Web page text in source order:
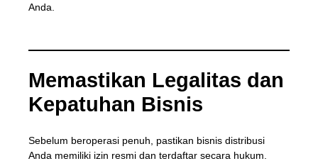
Anda.
Memastikan Legalitas dan
Kepatuhan Bisnis
Sebelum beroperasi penuh, pastikan bisnis distribusi
Anda memiliki izin resmi dan terdaftar secara hukum.